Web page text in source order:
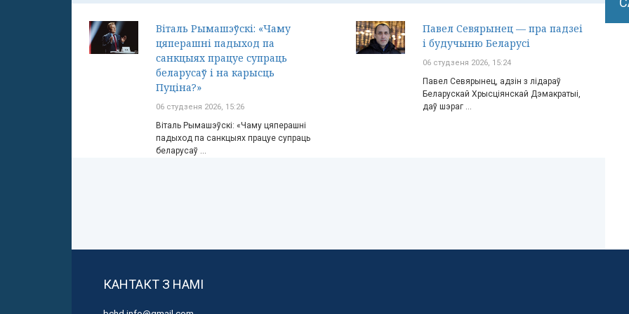
Віталь Рымашэўскі: «Чаму
цяперашні падыход па
санкцыях працуе супраць
беларусаў і на карысць
Пуціна?»
06 студзеня 2026, 15:26
Віталь Рымашэўскі: «Чаму цяперашні
падыход па санкцыях працуе супраць
беларусаў ...
Павел Севярынец — пра падзеі
і будучыню Беларусі
06 студзеня 2026, 15:24
Павел Севярынец, адзін з лідараў
Беларускай Хрысціянскай Дэмакратыі,
даў шэраг ...
КАНТАКТ З НАМІ